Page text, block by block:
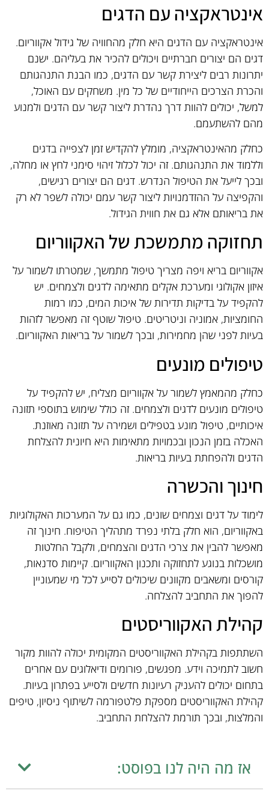
אינטראקציה עם הדגים
אינטראקציה עם הדגים היא חלק מהחוויה של גידול אקווריום.
דגים הם יצורים חברתיים ויכולים להכיר את בעליהם. ישנם
יתרונות רבים ליצירת קשר עם הדגים, כמו הבנת התנהגותם
והכרת הצרכים הייחודיים של כל מין. משחקים עם האוכל,
למשל, יכולים להוות דרך נהדרת ליצור קשר עם הדגים ולמנוע
מהם להשתעמם.
כחלק מהאינטראקציה, מומלץ להקדיש זמן לצפייה בדגים
וללמוד את התנהגותם. זה יכול לכלול זיהוי סימני לחץ או מחלה,
ובכך לייעל את הטיפול הנדרש. דגים הם יצורים רגישים,
והקפיצה על ההזדמנויות ליצור קשר עמם יכולה לשפר לא רק
את בריאותם אלא גם את חווית הגידול.
תחזוקה מתמשכת של האקווריום
אקווריום בריא ויפה מצריך טיפול מתמשך, שמטרתו לשמור על
איזון אקולוגי ומערכת אקלים מתאימה לדגים ולצמחים. יש
להקפיד על בדיקות תדירות של איכות המים, כמו רמות
החומציות, אמוניה וניטריטים. טיפול שוטף זה מאפשר לזהות
בעיות לפני שהן מחמירות, ובכך לשמור על בריאות האקווריום.
טיפולים מונעים
כחלק מהמאמץ לשמור על אקווריום מצליח, יש להקפיד על
טיפולים מונעים לדגים ולצמחים. זה כולל שימוש בתוספי תזונה
איכותיים, טיפול מונע בטפילים ושמירה על תזונה מאוזנת.
האכלה בזמן הנכון ובכמויות מתאימות היא חיונית להצלחת
הדגים ולהפחתת בעיות בריאות.
חינוך והכשרה
לימוד על דגים וצמחים שונים, כמו גם על המערכות האקולוגיות
באקווריום, הוא חלק בלתי נפרד מתהליך הטיפוח. חינוך זה
מאפשר להבין את צרכי הדגים והצמחים, ולקבל החלטות
מושכלות בנוגע לתחזוקה ותכנון האקווריום. קיימות סדנאות,
קורסים ומשאבים מקוונים שיכולים לסייע לכל מי שמעוניין
להפוך את התחביב להצלחה.
קהילת האקווריסטים
השתתפות בקהילת האקווריסטים המקומית יכולה להוות מקור
חשוב לתמיכה וידע. מפגשים, פורומים ודיאלוגים עם אחרים
בתחום יכולים להעניק רעיונות חדשים ולסייע בפתרון בעיות.
קהילת האקווריסטים מספקת פלטפורמה לשיתוף ניסיון, טיפים
והמלצות, ובכך תורמת להצלחת התחביב.
אז מה היה לנו בפוסט: